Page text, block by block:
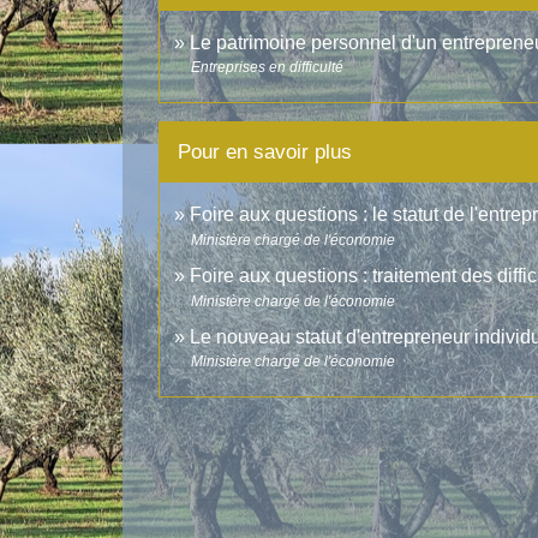
Le patrimoine personnel d'un
Entreprises en difficulté
Pour en savoir plus
Foire aux questions : le statut de
Ministère chargé de l'économie
Foire aux questions : traitement des
Ministère chargé de l'économie
Le nouveau statut d'entrepreneur
Ministère chargé de l'économie